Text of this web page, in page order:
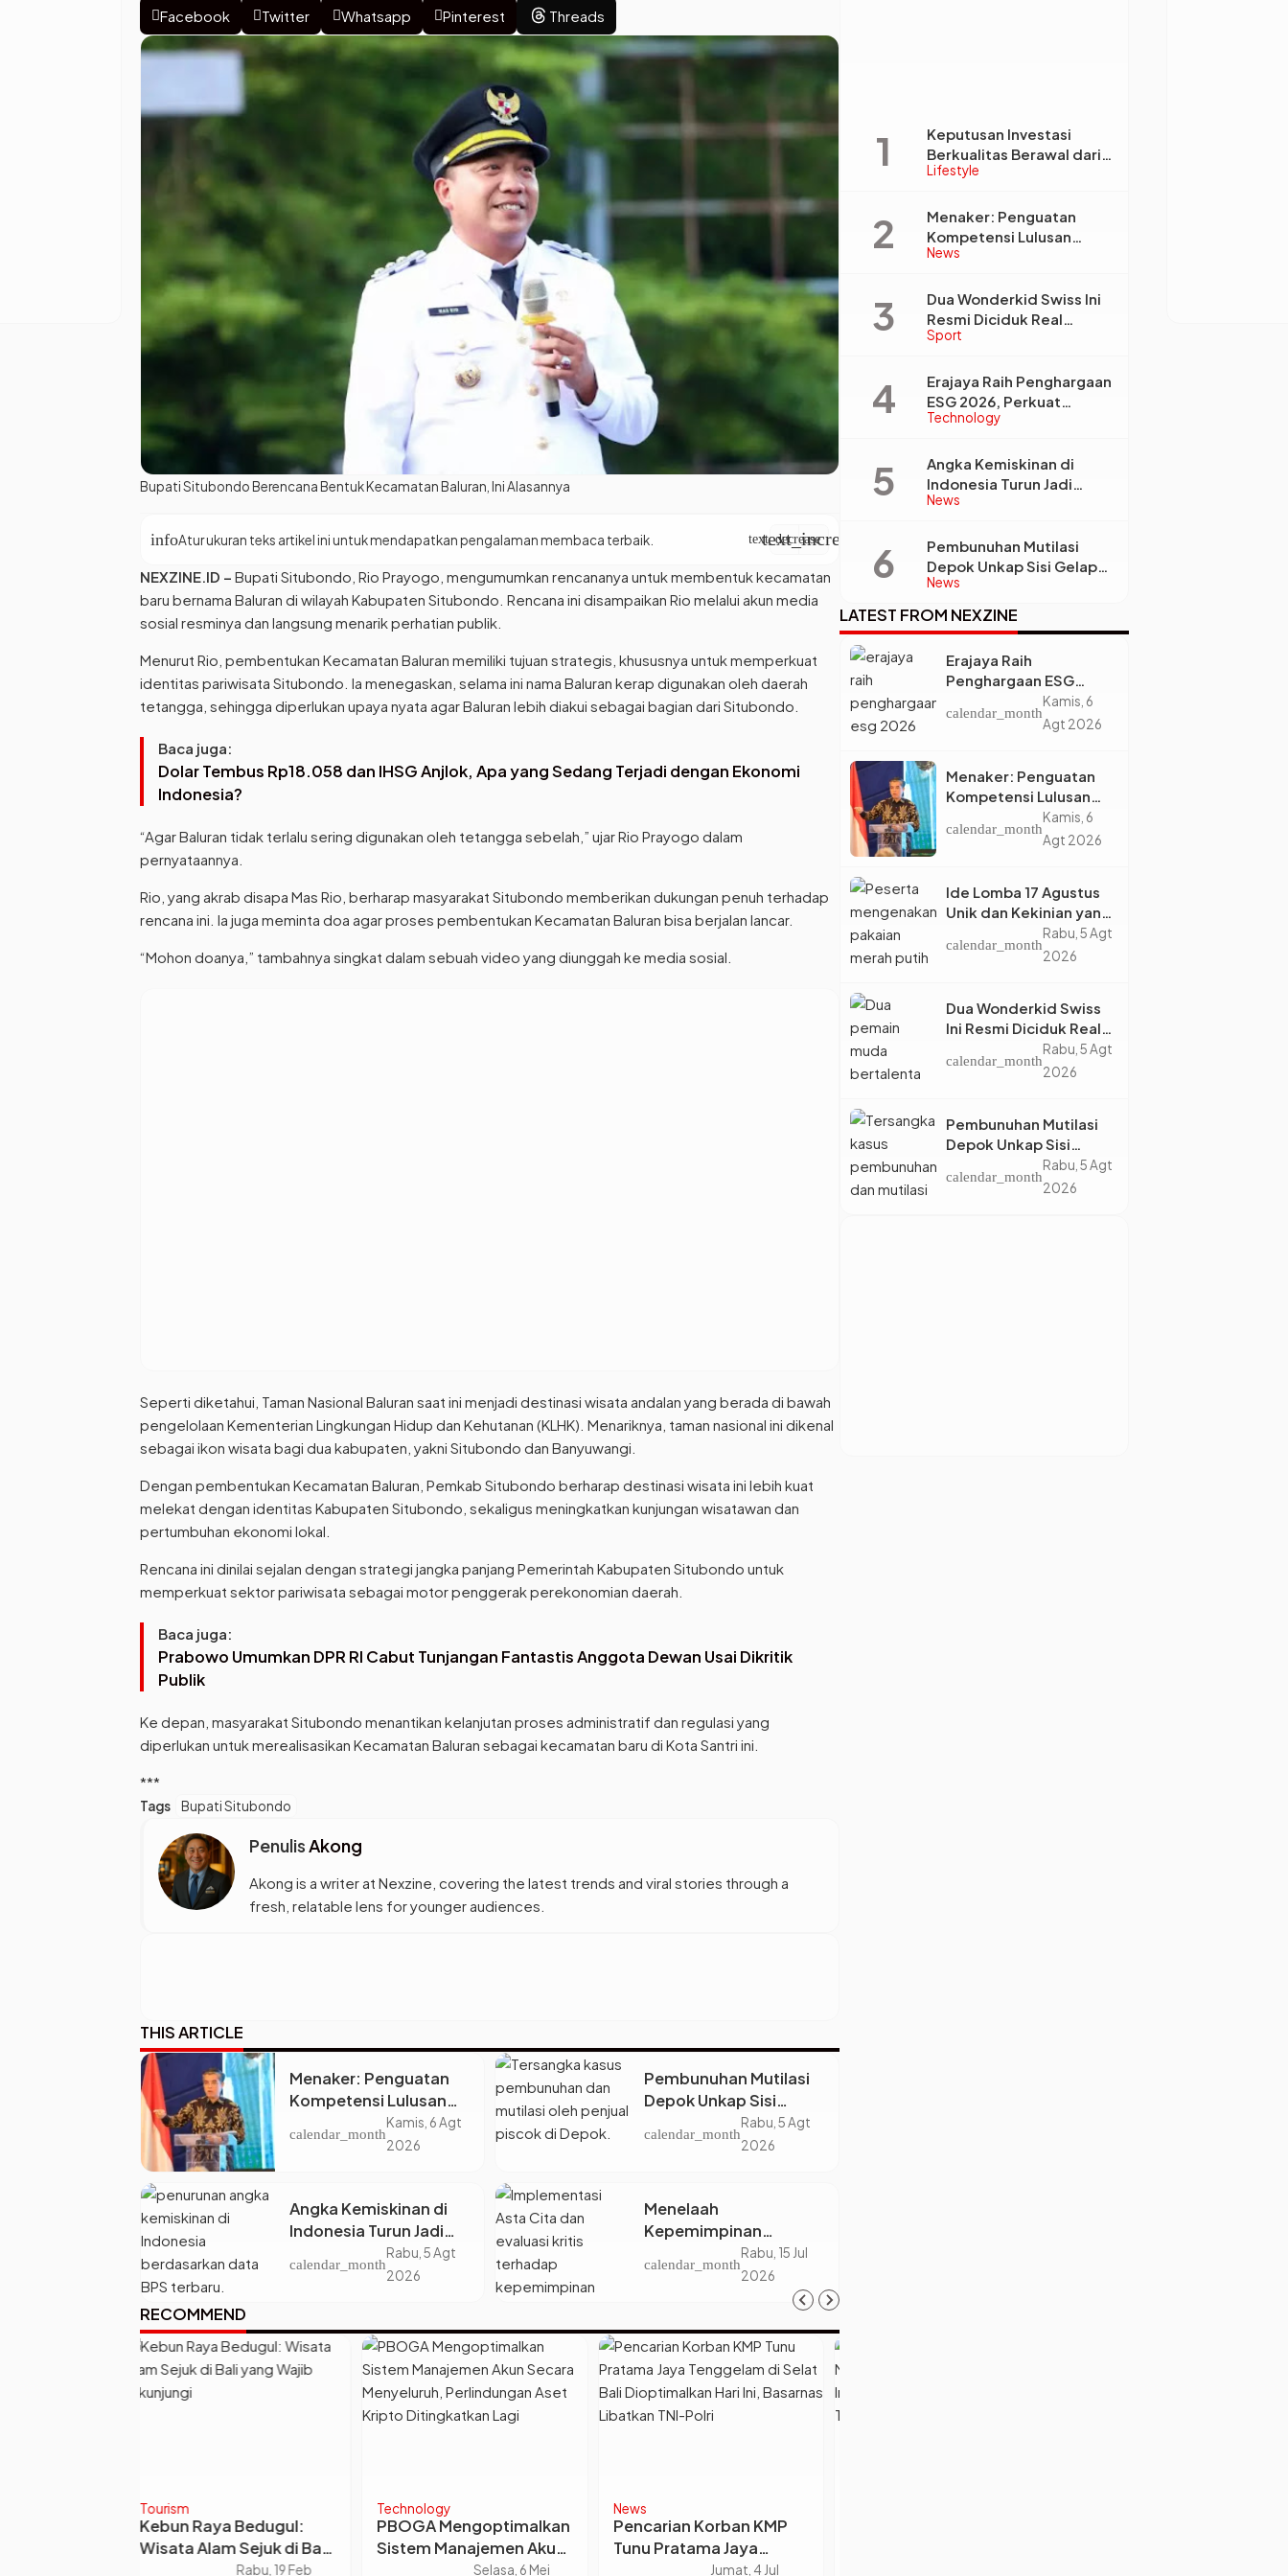
Facebook
Twitter Whatsapp Pinterest Threads
Bupati Situbondo Berencana Bentuk Kecamatan Baluran, Ini Alasannya
infoAtur ukuran teks artikel ini untuk mendapatkan pengalaman membaca terbaik. text_decrease
text_increase
NEXZINE.ID – Bupati Situbondo, Rio Prayogo, mengumumkan rencananya untuk membentuk kecamatan
baru bernama Baluran di wilayah Kabupaten Situbondo. Rencana ini disampaikan Rio melalui akun media
sosial resminya dan langsung menarik perhatian publik.
Menurut Rio, pembentukan Kecamatan Baluran memiliki tujuan strategis, khususnya untuk memperkuat
identitas pariwisata Situbondo. Ia menegaskan, selama ini nama Baluran kerap digunakan oleh daerah
tetangga, sehingga diperlukan upaya nyata agar Baluran lebih diakui sebagai bagian dari Situbondo.
Baca juga:
Dolar Tembus Rp18.058 dan IHSG Anjlok, Apa yang Sedang Terjadi dengan Ekonomi
Indonesia?
“Agar Baluran tidak terlalu sering digunakan oleh tetangga sebelah,” ujar Rio Prayogo dalam
pernyataannya.
Rio, yang akrab disapa Mas Rio, berharap masyarakat Situbondo memberikan dukungan penuh terhadap
rencana ini. Ia juga meminta doa agar proses pembentukan Kecamatan Baluran bisa berjalan lancar.
“Mohon doanya,” tambahnya singkat dalam sebuah video yang diunggah ke media sosial.
Seperti diketahui, Taman Nasional Baluran saat ini menjadi destinasi wisata andalan yang berada di bawah
pengelolaan Kementerian Lingkungan Hidup dan Kehutanan (KLHK). Menariknya, taman nasional ini dikenal
sebagai ikon wisata bagi dua kabupaten, yakni Situbondo dan Banyuwangi.
Dengan pembentukan Kecamatan Baluran, Pemkab Situbondo berharap destinasi wisata ini lebih kuat
melekat dengan identitas Kabupaten Situbondo, sekaligus meningkatkan kunjungan wisatawan dan
pertumbuhan ekonomi lokal.
Rencana ini dinilai sejalan dengan strategi jangka panjang Pemerintah Kabupaten Situbondo untuk
memperkuat sektor pariwisata sebagai motor penggerak perekonomian daerah.
Baca juga:
Prabowo Umumkan DPR RI Cabut Tunjangan Fantastis Anggota Dewan Usai Dikritik
Publik
Ke depan, masyarakat Situbondo menantikan kelanjutan proses administratif dan regulasi yang
diperlukan untuk merealisasikan Kecamatan Baluran sebagai kecamatan baru di Kota Santri ini.
***
Tags Bupati Situbondo
PenulisAkong
Akong is a writer at Nexzine, covering the latest trends and viral stories through a
fresh, relatable lens for younger audiences.
THIS ARTICLE
Menaker: Penguatan
Kompetensi Lulusan
Perguruan Tinggi Jadi
Kunci Menjawab
calendar_month
Kamis, 6 Agt
2026
Pembunuhan Mutilasi
Depok Unkap Sisi
Gelap Penjual Piscok
Berdarah Dingin
calendar_month
Rabu, 5 Agt
2026
Angka Kemiskinan di
Indonesia Turun Jadi
22,93 Juta Orang, Tapi
Kenapa Ketimpangan
calendar_month
Rabu, 5 Agt
2026
Menelaah
Kepemimpinan
Presiden Prabowo
Subianto: Antara Visi
Besar, Implementasi,
calendar_month
Rabu, 15 Jul
2026
RECOMMEND
Technology
PBOGA Mengoptimalkan
Sistem Manajemen Akun
Secara Menyeluruh,
Selasa, 6 Mei
News
Pencarian Korban KMP
Tunu Pratama Jaya
Tenggelam di Selat Bali
Jumat, 4 Jul
News
Prabowo Dikabarkan
Lantik Menko Polkam dan
Menpora Hari Ini, Djamari
Rabu, 17 Sep
Lifestyle
Keputusan Investasi
Berkualitas Berawal dari
Tata Kelola Informasi,
Sekadar Analisis
News
Menaker: Penguatan
Kompetensi Lulusan
Perguruan Tinggi Jadi
Kebutuhan Dunia Kerja
Sport
Dua Wonderkid Swiss Ini
Resmi Diciduk Real
Madrid dan Juventus,
Eropa
Technology
Erajaya Raih Penghargaan
ESG 2026, Perkuat
Circular Economy Lewat
Berkelanjutan
News
Angka Kemiskinan di
Indonesia Turun Jadi
22,93 Juta Orang, Tapi
Desa dan Kota Malah
Makin Lebar?
News
Pembunuhan Mutilasi
Depok Unkap Sisi Gelap
Penjual Piscok Berdarah
Dingin
LATEST FROM NEXZINE
Erajaya Raih
Penghargaan ESG
2026, Perkuat Circular
Economy Lewat
calendar_month
Kamis, 6
Agt 2026
Menaker: Penguatan
Kompetensi Lulusan
Perguruan Tinggi Jadi
Kunci Menjawab
calendar_month
Kamis, 6
Agt 2026
Ide Lomba 17 Agustus
Unik dan Kekinian yang
Dijamin Bikin Suasana
Makin Pecah
calendar_month
Rabu, 5 Agt
2026
Dua Wonderkid Swiss
Ini Resmi Diciduk Real
Madrid dan Juventus,
Siap Jadi Bintang Baru
calendar_month
Rabu, 5 Agt
2026
Pembunuhan Mutilasi
Depok Unkap Sisi
Gelap Penjual Piscok
Berdarah Dingin
calendar_month
Rabu, 5 Agt
2026